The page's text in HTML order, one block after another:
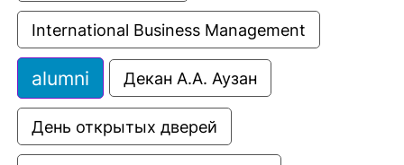
International Business Management
alumni Декан А.А. Аузан
День открытых дверей